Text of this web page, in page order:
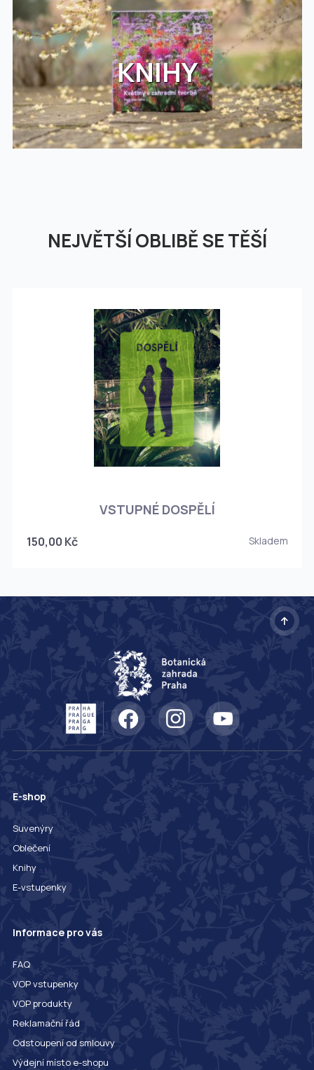
KNIHY
NEJVĚTŠÍ OBLIBĚ SE TĚŠÍ
VSTUPNÉ DOSPĚLÍ
150,00 Kč Skladem
E-shop
Suvenýry
Oblečení
Knihy
E-vstupenky
Informace pro vás
FAQ
VOP vstupenky
VOP produkty
Reklamační řád
Odstoupení od smlouvy
Výdejní místo e-shopu